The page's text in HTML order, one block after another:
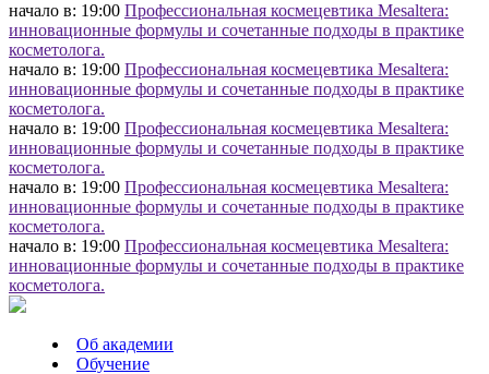
начало в: 19:00 Профессиональная космецевтика Mesaltera:
инновационные формулы и сочетанные подходы в практике
косметолога.
начало в: 19:00 Профессиональная космецевтика Mesaltera:
инновационные формулы и сочетанные подходы в практике
косметолога.
начало в: 19:00 Профессиональная космецевтика Mesaltera:
инновационные формулы и сочетанные подходы в практике
косметолога.
начало в: 19:00 Профессиональная космецевтика Mesaltera:
инновационные формулы и сочетанные подходы в практике
косметолога.
начало в: 19:00 Профессиональная космецевтика Mesaltera:
инновационные формулы и сочетанные подходы в практике
косметолога.
Об академии
Обучение